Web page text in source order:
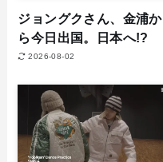
ジョングクさん、金浦か
ら今日出国。日本へ!?
2026-08-02